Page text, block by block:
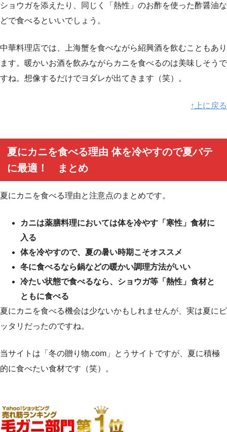
ショウガを添えたり、同じく「熱性」のお酢を使った酢醤油な
どで食べるといいでしょう。
中華料理店では、上海蟹を食べながら紹興酒を飲むこともあり
ます。暖かいお酒を飲みながらカニを食べるのは美味しそうで
すね。想像するだけでヨダレが出てきます（笑）。
↑上に戻る
夏にカニを食べる理由 体を冷やすので夏バテ
に最適！ まとめ
夏にカニを食べる理由と注意点のまとめです。
カニは薬膳料理においては体を冷やす「寒性」食材に
入る
体を冷やすので、夏の暑い時期こそオススメ
冬に食べるなら鍋などの暖かい調理方法がいい
冷たい状態で食べるなら、ショウガ等「熱性」食材と
ともに食べる
夏にカニを食べる機会は少ないかもしれませんが、実は夏にピ
ッタリだったのですね。
当サイトは「冬の贈り物.com」とうサイトですが、夏に積極
的に食べたい食材です（笑）。